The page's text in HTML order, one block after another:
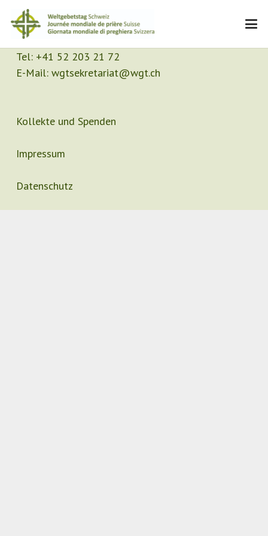
Kontakt
Sekretariat
Tel: +41 52 203 21 72
E-Mail: wgtsekretariat@wgt.ch
Kollekte und Spenden
Impressum
Datenschutz